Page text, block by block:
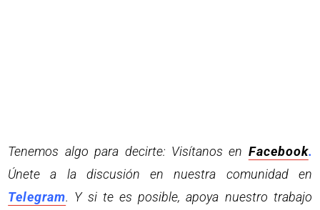
Tenemos algo para decirte: Visítanos en Facebook.
Únete a la discusión en nuestra comunidad en
Telegram. Y si te es posible, apoya nuestro trabajo